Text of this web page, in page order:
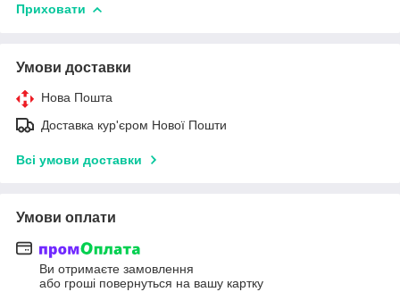
Приховати
Умови доставки
Нова Пошта
Доставка кур'єром Нової Пошти
Всі умови доставки
Умови оплати
Ви отримаєте замовлення
або гроші повернуться на вашу картку